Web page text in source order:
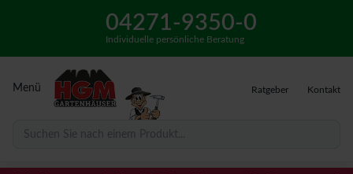
04271-9350-0
Individuelle persönliche Beratung
Menü Ratgeber Kontakt
Suchen Sie nach einem Produkt...